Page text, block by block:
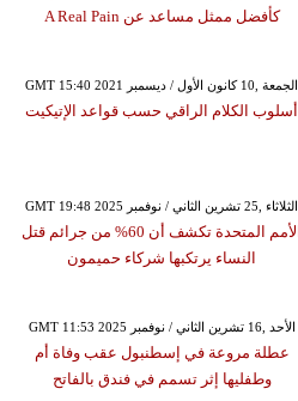
كأفضل ممثل مساعد عن A Real Pain
GMT 15:40 2021 الجمعة ,10 كانون الأول / ديسمبر
أسلوب الكلام الراقي حسب قواعد الإتيكيت
GMT 19:48 2025 الثلاثاء ,25 تشرين الثاني / نوفمبر
الأمم المتحدة تكشف أن 60% من جرائم قتل
النساء يرتكبها شركاء حميمون
GMT 11:53 2025 الأحد ,16 تشرين الثاني / نوفمبر
عطلة مروعة في إسطنبول عقب وفاة أم
وطفليها إثر تسمم في فندق بالفاتح